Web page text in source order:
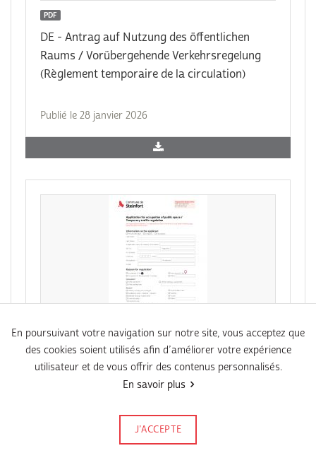
Signalez-le
PDF
DE - Antrag auf Nutzung des öffentlichen
Raums / Vorübergehende Verkehrsregelung
(Règlement temporaire de la circulation)
Publié le 28 janvier 2026
PDF
EN - Application for occupation of public
space / Temporary traffic regulation
En poursuivant votre navigation sur notre site, vous acceptez que
des cookies soient utilisés afin d’améliorer votre expérience
utilisateur et de vous offrir des contenus personnalisés.
En savoir plus
J’ACCEPTE